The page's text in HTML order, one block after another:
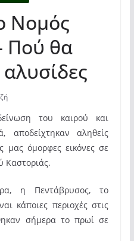
Νομός
Πού θα
αλυσίδες
του καιρού και
αποδείχτηκαν αληθείς
μας όμορφες εικόνες σε
Καστοριάς.
η Πεντάβρυσος, το
κάποιες περιοχές στις
σήμερα το πρωί σε